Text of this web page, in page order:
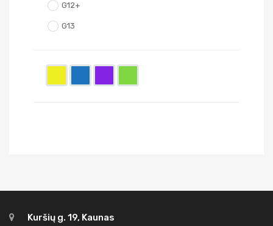
G12+
G13
Kuršių g. 19, Kaunas